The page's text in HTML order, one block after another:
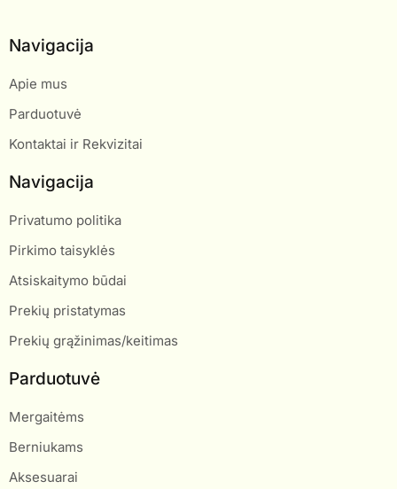
Navigacija
Apie mus
Parduotuvė
Kontaktai ir Rekvizitai
Navigacija
Privatumo politika
Pirkimo taisyklės
Atsiskaitymo būdai
Prekių pristatymas
Prekių grąžinimas/keitimas
Parduotuvė
Mergaitėms
Berniukams
Aksesuarai